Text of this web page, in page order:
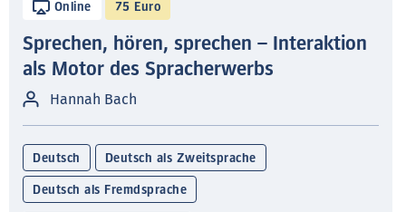
Online 75 Euro
Sprechen, hören, sprechen – Interaktion
als Motor des Spracherwerbs
Hannah Bach
Deutsch Deutsch als Zweitsprache
Deutsch als Fremdsprache